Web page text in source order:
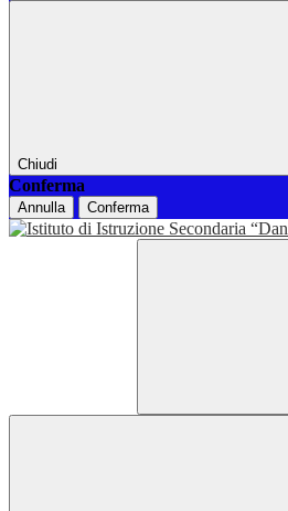
Chiudi
Conferma
Annulla Conferma